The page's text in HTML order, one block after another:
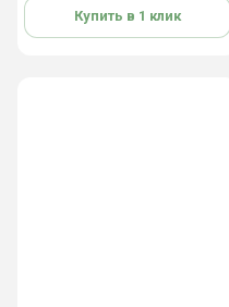
Купить в 1 клик